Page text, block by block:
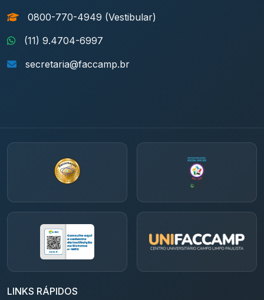
0800-770-4949 (Vestibular)
(11) 9.4704-6997
secretaria@faccamp.br
LINKS RÁPIDOS